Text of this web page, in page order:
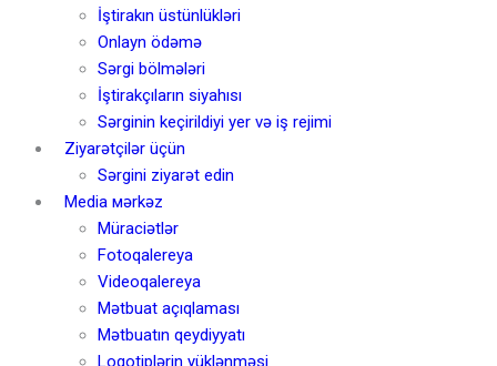
İştirakın üstünlükləri
Onlayn ödəmə
Sərgi bölmələri
İştirakçıların siyahısı
Sərginin keçirildiyi yer və iş rejimi
Ziyarətçilər üçün
Sərgini ziyarət edin
Media мərkəz
Müraciətlər
Fotoqalereya
Videoqalereya
Mətbuat açıqlaması
Mətbuatın qeydiyyatı
Loqotiplərin yüklənməsi